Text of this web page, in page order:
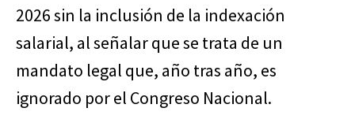
2026 sin la inclusión de la indexación
salarial, al señalar que se trata de un
mandato legal que, año tras año, es
ignorado por el Congreso Nacional.